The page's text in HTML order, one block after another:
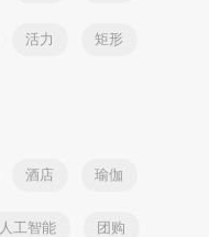
活力 矩形
酒店 瑜伽
人工智能 团购